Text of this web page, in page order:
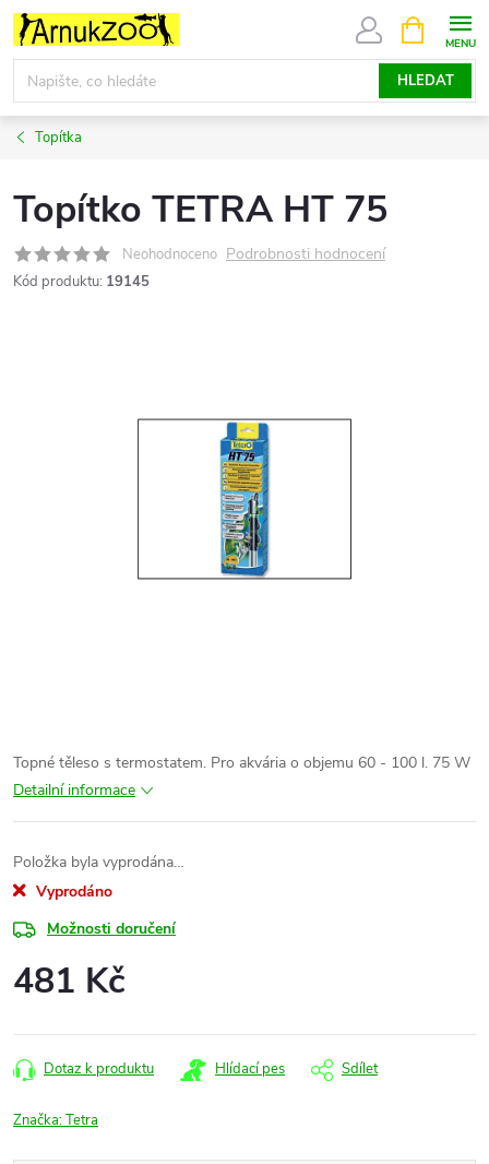
Přejít
obsah
HLEDAT
NÁKUPNÍ
KOŠÍK
Topítka
Topítko TETRA HT 75
Neohodnoceno Podrobnosti hodnocení
Kód produktu: 19145
Topné těleso s termostatem. Pro akvária o objemu 60 - 100 l. 75 W
Detailní informace
Položka byla vyprodána…
Vyprodáno
Možnosti doručení
481 Kč
cena:
Dotaz k produktu Hlídací pes Sdílet
Značka:Tetra